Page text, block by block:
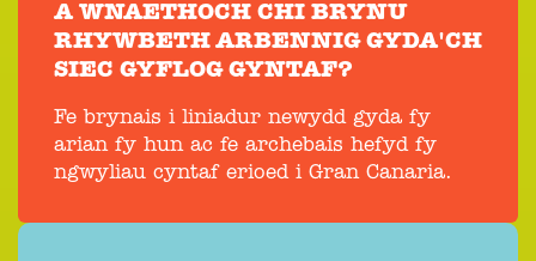
A WNAETHOCH CHI BRYNU
RHYWBETH ARBENNIG GYDA'CH
SIEC GYFLOG GYNTAF?
Fe brynais i liniadur newydd gyda fy
arian fy hun ac fe archebais hefyd fy
ngwyliau cyntaf erioed i Gran Canaria.